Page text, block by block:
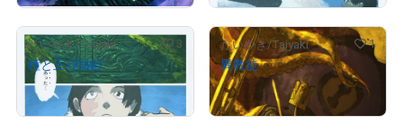
たいやき/Taiyaki 3
種と王（前編）
セット価格 ¥15,000
たいやき/Taiyaki 1
異教徒
¥3,500